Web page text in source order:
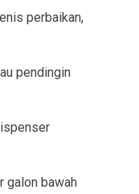
perbaikan,
pendingin
galon bawah